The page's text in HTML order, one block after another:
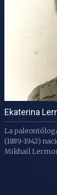
Ekaterina
La
(1889-1942)
Mikhail